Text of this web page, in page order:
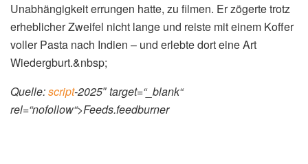
Unabhängigkeit errungen hatte, zu filmen. Er zögerte trotz
erheblicher Zweifel nicht lange und reiste mit einem Koffer
voller Pasta nach Indien – und erlebte dort eine Art
Wiedergburt.&nbsp;
Quelle:script-2025″ target=“_blank“
rel=“nofollow“>Feeds.feedburner